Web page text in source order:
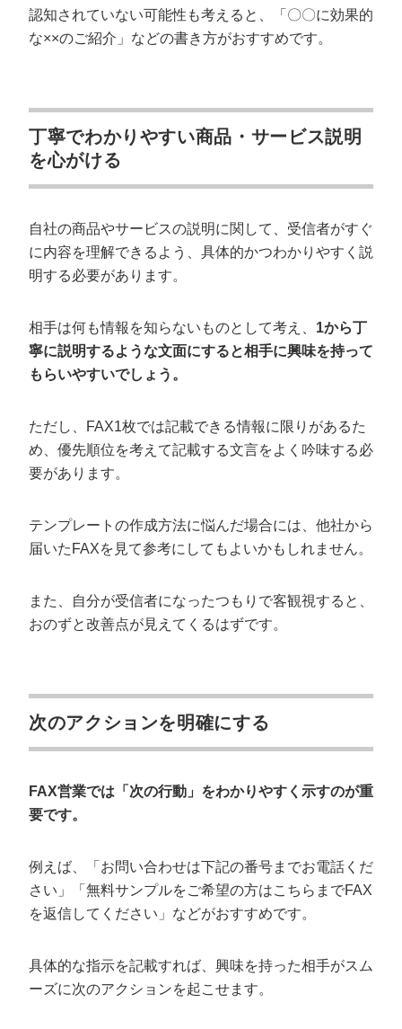
認知されていない可能性も考えると、「〇〇に効果的
な××のご紹介」などの書き方がおすすめです。
丁寧でわかりやすい商品・サービス説明
を心がける
自社の商品やサービスの説明に関して、受信者がすぐ
に内容を理解できるよう、具体的かつわかりやすく説
明する必要があります。
相手は何も情報を知らないものとして考え、 1から丁
寧に説明するような文面にすると相手に興味を持って
もらいやすいでしょう。
ただし、FAX1枚では記載できる情報に限りがあるた
め、優先順位を考えて記載する文言をよく吟味する必
要があります。
テンプレートの作成方法に悩んだ場合には、他社から
届いたFAXを見て参考にしてもよいかもしれません。
また、自分が受信者になったつもりで客観視すると、
おのずと改善点が見えてくるはずです。
次のアクションを明確にする
FAX営業では「次の行動」をわかりやすく示すのが重
要です。
例えば、「お問い合わせは下記の番号までお電話くだ
さい」「無料サンプルをご希望の方はこちらまでFAX
を返信してください」などがおすすめです。
具体的な指示を記載すれば、興味を持った相手がスム
ーズに次のアクションを起こせます。